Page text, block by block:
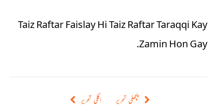
Taiz Raftar Faislay Hi Taiz Raftar Taraqqi Kay
Zamin Hon Gay.
پچھلی تحریر
اگلی تحریر